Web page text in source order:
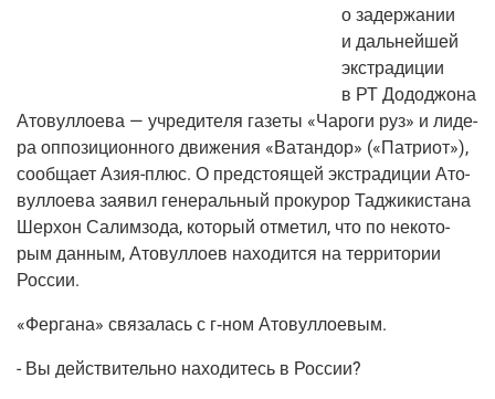
о задер­жа­нии
и даль­ней­шей
экс­тра­ди­ции
в РТ Додо­джо­на
Ато­вул­ло­е­ва — учре­ди­те­ля газе­ты «Чаро­ги руз» и лиде­
ра оппо­зи­ци­он­но­го дви­же­ния «Ватан­дор» («Пат­ри­от»),
сооб­ща­ет Азия-плюс. О пред­сто­я­щей экс­тра­ди­ции Ато­
вул­ло­е­ва заявил гене­раль­ный про­ку­рор Таджи­ки­ста­на
Шер­хон Салим­зо­да, кото­рый отме­тил, что по неко­то­
рым дан­ным, Ато­вул­ло­ев нахо­дит­ся на тер­ри­то­рии
России.
«Фер­га­на» свя­за­лась с г‑ном Атовуллоевым.
- Вы дей­стви­тель­но нахо­ди­тесь в России?